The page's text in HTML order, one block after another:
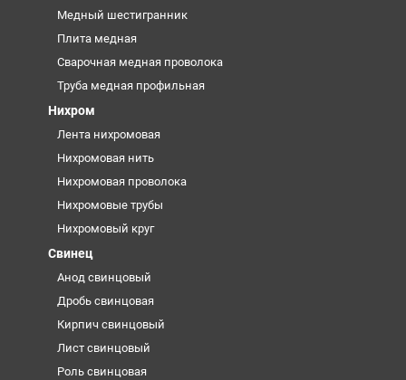
Медный шестигранник
Плита медная
Сварочная медная проволока
Труба медная профильная
Нихром
Лента нихромовая
Нихромовая нить
Нихромовая проволока
Нихромовые трубы
Нихромовый круг
Свинец
Анод свинцовый
Дробь свинцовая
Кирпич свинцовый
Лист свинцовый
Роль свинцовая